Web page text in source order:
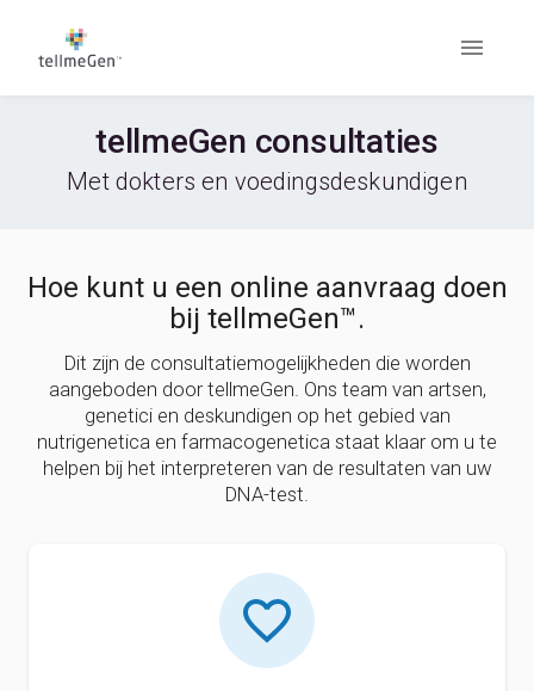
tellmeGen consultaties
Met dokters en voedingsdeskundigen
Hoe kunt u een online aanvraag doen
bij tellmeGen™.
Dit zijn de consultatiemogelijkheden die worden
aangeboden door tellmeGen. Ons team van artsen,
genetici en deskundigen op het gebied van
nutrigenetica en farmacogenetica staat klaar om u te
helpen bij het interpreteren van de resultaten van uw
DNA-test.